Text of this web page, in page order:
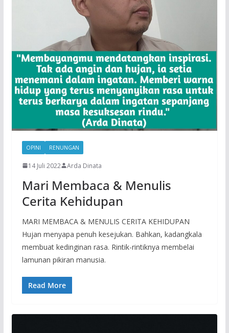
OPINI RENUNGAN
14 Juli 2022 Arda Dinata
Mari Membaca & Menulis
Cerita Kehidupan
MARI MEMBACA & MENULIS CERITA KEHIDUPAN
Hujan menyapa penuh kesejukan. Bahkan, kadangkala
membuat kedinginan rasa. Rintik-rintiknya membelai
lamunan pikiran manusia.
Read More